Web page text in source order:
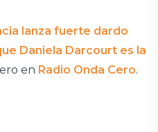
lanza fuerte dardo
Daniela Darcourt es la
en Radio Onda Cero.